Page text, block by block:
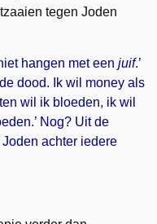
tegen Joden
hangen met een juif.’
dood. Ik wil money als
wil ik bloeden, ik wil
Nog? Uit de
­Joden achter iedere